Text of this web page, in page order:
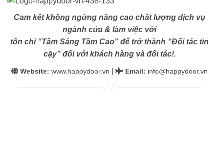
Cam kết không ngừng nâng cao chất lượng dịch vụ
ngành cửa & làm việc với
tôn chỉ “Tâm Sáng Tầm Cao” để trở thành “Đối tác tin
cậy” đối với khách hàng và đối tác!.
Website: www.happydoor.vn Email: info@happydoor.vn